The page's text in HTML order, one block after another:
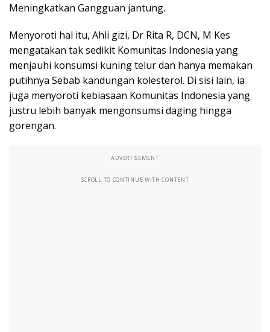
Meningkatkan Gangguan jantung.
Menyoroti hal itu, Ahli gizi, Dr Rita R, DCN, M Kes
mengatakan tak sedikit Komunitas Indonesia yang
menjauhi konsumsi kuning telur dan hanya memakan
putihnya Sebab kandungan kolesterol. Di sisi lain, ia
juga menyoroti kebiasaan Komunitas Indonesia yang
justru lebih banyak mengonsumsi daging hingga
gorengan.
ADVERTISEMENT
SCROLL TO CONTINUE WITH CONTENT